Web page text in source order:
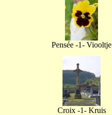
Pensée -1- Viooltje
Croix -1- Kruis